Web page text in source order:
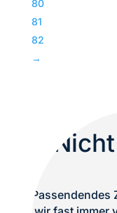
80
81
82
→
Passendendes